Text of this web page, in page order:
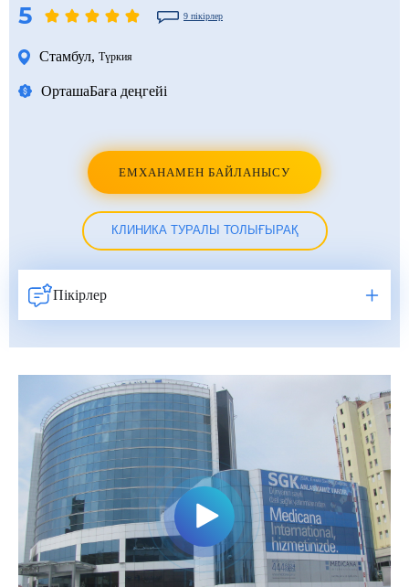
5 9 пікірлер
Стамбул, Түркия
ОрташаБаға деңгейі
ЕМХАНАМЕН БАЙЛАНЫСУ
КЛИНИКА ТУРАЛЫ ТОЛЫҒЫРАҚ
Пікірлер